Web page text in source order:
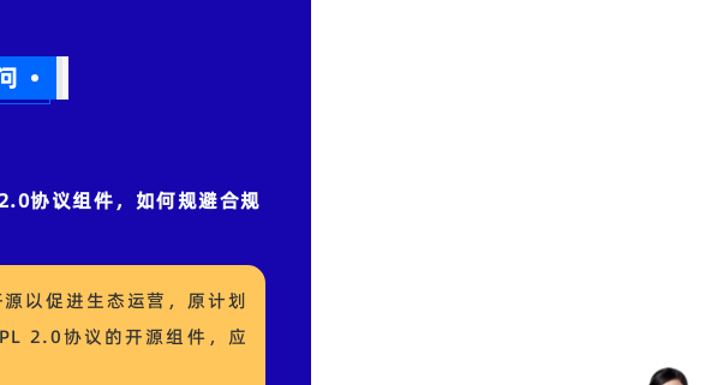
协议组件，如何规避合规
以促进生态运营，原计划
2.0协议的开源组件，应